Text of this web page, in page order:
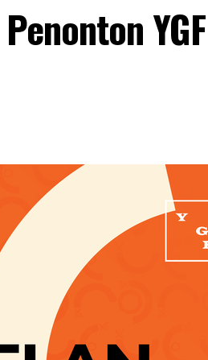
YGF